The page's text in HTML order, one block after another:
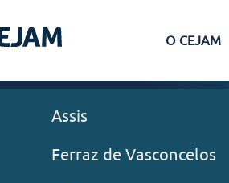
O CEJAM
Assis
Ferraz de Vasconcelos